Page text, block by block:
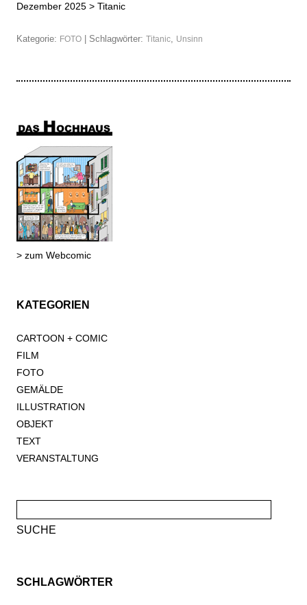
Dezember 2025 > Titanic
Kategorie: FOTO | Schlagwörter: Titanic, Unsinn
> zum Webcomic
KATEGORIEN
CARTOON + COMIC
FILM
FOTO
GEMÄLDE
ILLUSTRATION
OBJEKT
TEXT
VERANSTALTUNG
nach:
SCHLAGWÖRTER